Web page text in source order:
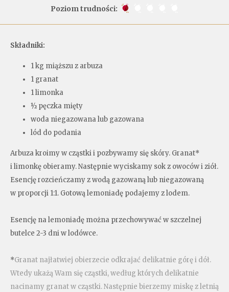
Poziom trudności:
Składniki:
1 kg miąższu z arbuza
1 granat
1 limonka
½ pęczka mięty
woda niegazowana lub gazowana
lód do podania
Arbuza kroimy w cząstki i pozbywamy się skóry. Granat*
i limonkę obieramy. Następnie wyciskamy sok z owoców i ziół.
Esencję rozcieńczamy z wodą gazowaną lub niegazowaną
w proporcji 1:1. Gotową lemoniadę podajemy z lodem.
Esencję na lemoniadę można przechowywać w szczelnej
butelce 2-3 dni w lodówce.
*Granat najłatwiej obierzecie odkrajać delikatnie górę i dół.
Wtedy ukażą Wam się cząstki, według których delikatnie
nacinamy granat w cząstki. Następnie bierzemy miskę z letnią